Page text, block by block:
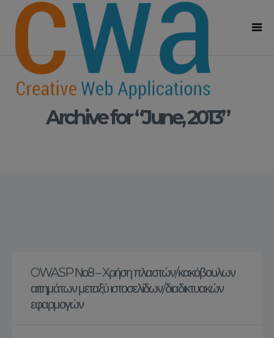
Archive for “June, 2013”
OWASP Νο8 – Xρήση πλαστών/κακόβουλων
αιτημάτων μεταξύ ιστοσελίδων/διαδικτυακών
εφαρμογών